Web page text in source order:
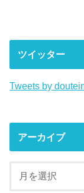
ツイッター
Tweets by
アーカイブ